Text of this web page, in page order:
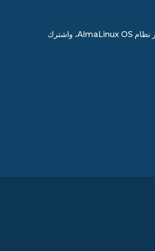
اشترك في قائمتنا البريدية الإخبارية ولا تفوت آخر أخبار نظام AlmaLinux OS، واشترك